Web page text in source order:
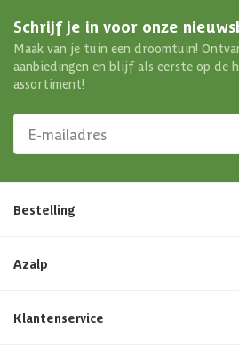
Schrijf je in voor onze
Maak van je tuin een droomtuin!
aanbiedingen en blijf als eerste op de
assortiment!
Bestelling
Azalp
Klantenservice